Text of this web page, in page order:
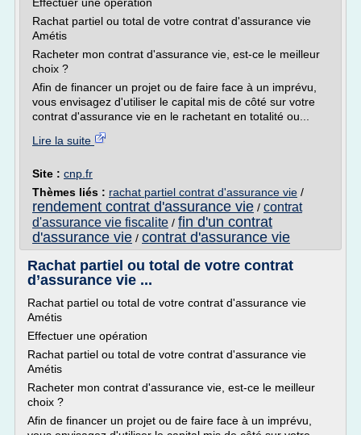
Rachat partiel ou total de votre contrat d'assurance vie
Amétis
Racheter mon contrat d'assurance vie, est-ce le meilleur
choix ?
Afin de financer un projet ou de faire face à un imprévu,
vous envisagez d'utiliser le capital mis de côté sur votre
contrat d'assurance vie en le rachetant en totalité ou...
Lire la suite
Site : cnp.fr
Thèmes liés : rachat partiel contrat d'assurance vie /
rendement contrat d'assurance vie / contrat
d'assurance vie fiscalite / fin d'un contrat
d'assurance vie / contrat d'assurance vie
Rachat partiel ou total de votre contrat
d’assurance vie ...
Rachat partiel ou total de votre contrat d'assurance vie
Amétis
Effectuer une opération
Rachat partiel ou total de votre contrat d'assurance vie
Amétis
Racheter mon contrat d'assurance vie, est-ce le meilleur
choix ?
Afin de financer un projet ou de faire face à un imprévu,